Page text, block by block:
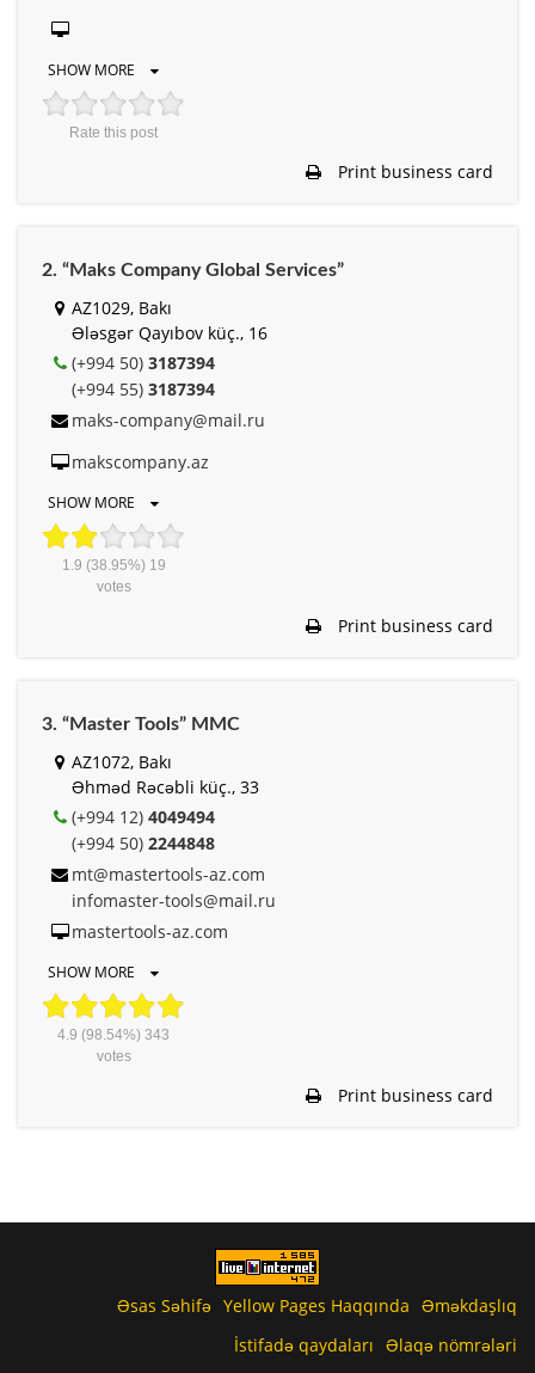
SHOW MORE
Rate this post
Print business card
2. “Maks Company Global Services”
AZ1029, Bakı
Ələsgər Qayıbov küç., 16
(+994 50) 3187394
(+994 55) 3187394
maks-company@mail.ru
makscompany.az
SHOW MORE
1.9 (38.95%) 19
votes
Print business card
3. “Master Tools” MMC
AZ1072, Bakı
Əhməd Rəcəbli küç., 33
(+994 12) 4049494
(+994 50) 2244848
mt@mastertools-az.com
infomaster-tools@mail.ru
mastertools-az.com
SHOW MORE
4.9 (98.54%) 343
votes
Print business card
Əsas Səhifə Yellow Pages Haqqında Əməkdaşlıq
İstifadə qaydaları Əlaqə nömrələri